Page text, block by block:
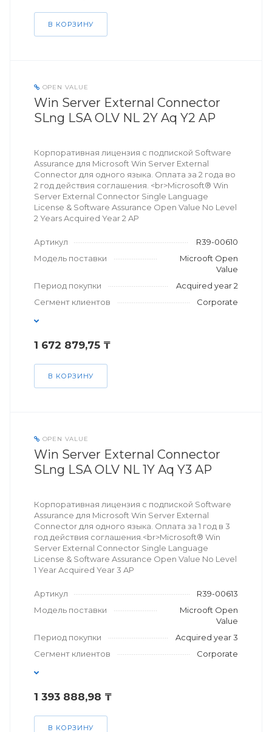
В КОРЗИНУ
OPEN VALUE
Win Server External Connector
SLng LSA OLV NL 2Y Aq Y2 AP
Корпоративная лицензия с подпиской Software
Assurance для Microsoft Win Server External
Connector для одного языка. Оплата за 2 года во
2 год действия соглашения. <br>Microsoft® Win
Server External Connector Single Language
License & Software Assurance Open Value No Level
2 Years Acquired Year 2 AP
Артикул
R39-00610
Модель поставки
Microoft Open
Value
Период покупки
Acquired year 2
Сегмент клиентов
Corporate
1 672 879,75 ₸
В КОРЗИНУ
OPEN VALUE
Win Server External Connector
SLng LSA OLV NL 1Y Aq Y3 AP
Корпоративная лицензия с подпиской Software
Assurance для Microsoft Win Server External
Connector для одного языка. Оплата за 1 год в 3
год действия соглашения.<br>Microsoft® Win
Server External Connector Single Language
License & Software Assurance Open Value No Level
1 Year Acquired Year 3 AP
Артикул
R39-00613
Модель поставки
Microoft Open
Value
Период покупки
Acquired year 3
Сегмент клиентов
Corporate
1 393 888,98 ₸
В КОРЗИНУ